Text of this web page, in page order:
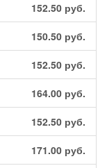
152.50 руб.
150.50 руб.
152.50 руб.
164.00 руб.
152.50 руб.
171.00 руб.